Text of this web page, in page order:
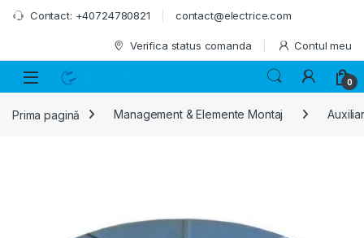
Skip to navigation
Skip to content
Contact: +40724780821 contact@electrice.com
Verifica status comanda Contul meu
0
Prima pagină Management & Elemente Montaj